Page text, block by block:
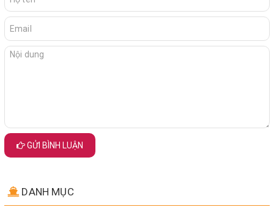
GỬI BÌNH LUẬN
DANH MỤC